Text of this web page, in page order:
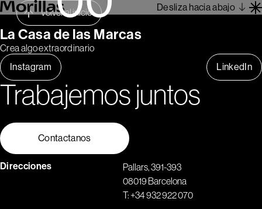
Desliza hacia abajo
Trabajos
Barcelona 1962
Sobre Nosotros
Blog
Contacto
Es
Instagram LinkedIn
Volver al inicio
La Casa de las Marcas
Crea algo extraordinario
Trabajemos juntos
Contactanos
Direcciones
Pallars, 391-393
08019 Barcelona
T:+34 932 922 070